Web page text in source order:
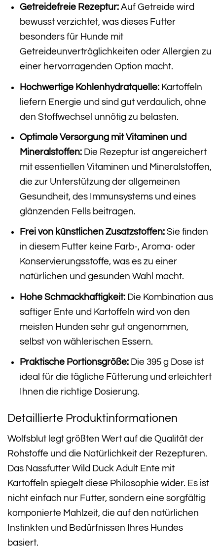
Getreidefreie Rezeptur:Auf Getreide wird
bewusst verzichtet, was dieses Futter
besonders für Hunde mit
Getreideunverträglichkeiten oder Allergien zu
einer hervorragenden Option macht.
Hochwertige Kohlenhydratquelle:Kartoffeln
liefern Energie und sind gut verdaulich, ohne
den Stoffwechsel unnötig zu belasten.
Optimale Versorgung mit Vitaminen und
Mineralstoffen:Die Rezeptur ist angereichert
mit essentiellen Vitaminen und Mineralstoffen,
die zur Unterstützung der allgemeinen
Gesundheit, des Immunsystems und eines
glänzenden Fells beitragen.
Frei von künstlichen Zusatzstoffen:Sie finden
in diesem Futter keine Farb-, Aroma- oder
Konservierungsstoffe, was es zu einer
natürlichen und gesunden Wahl macht.
Hohe Schmackhaftigkeit:Die Kombination aus
saftiger Ente und Kartoffeln wird von den
meisten Hunden sehr gut angenommen,
selbst von wählerischen Essern.
Praktische Portionsgröße:Die 395 g Dose ist
ideal für die tägliche Fütterung und erleichtert
Ihnen die richtige Dosierung.
Detaillierte Produktinformationen
Wolfsblut legt größten Wert auf die Qualität der
Rohstoffe und die Natürlichkeit der Rezepturen.
Das Nassfutter Wild Duck Adult Ente mit
Kartoffeln spiegelt diese Philosophie wider. Es ist
nicht einfach nur Futter, sondern eine sorgfältig
komponierte Mahlzeit, die auf den natürlichen
Instinkten und Bedürfnissen Ihres Hundes
basiert.